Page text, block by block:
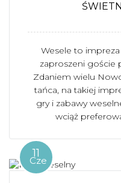
Wesele to impreza
zaproszeni goście
Zdaniem wielu
tańca, na takiej
gry i zabawy
wciąż
11
Cze